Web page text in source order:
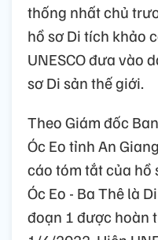
thống nhất chủ
hồ sơ Di tích khảo
UNESCO đưa vào
sơ Di sản thế giới.
Theo Giám đốc
Óc Eo tỉnh An
cáo tóm tắt của hồ
Óc Eo - Ba Thê là
đoạn 1 được hoàn